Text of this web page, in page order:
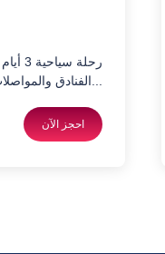
رحلة
احجز الآن